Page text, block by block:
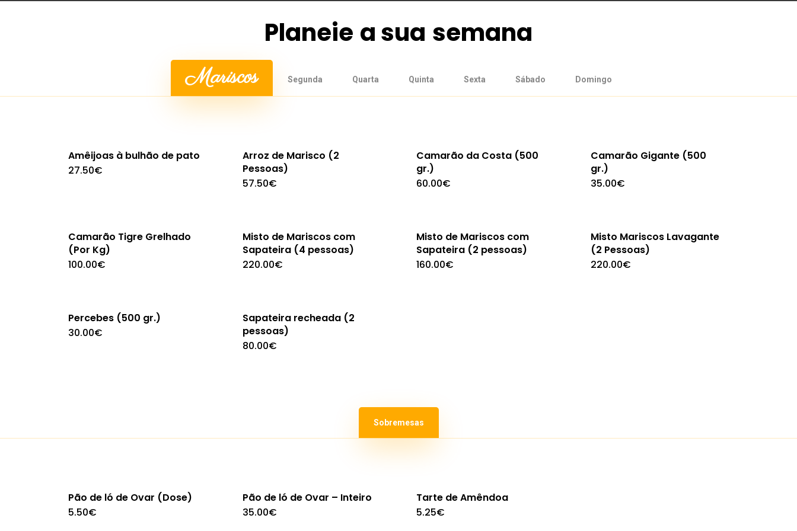
Planeie a sua semana
Mariscos Segunda Quarta Quinta Sexta Sábado Domingo
Amêijoas à bulhão de pato
27.50€
Arroz de Marisco (2
Pessoas)
57.50€
Camarão da Costa (500
gr.)
60.00€
Camarão Gigante (500
gr.)
35.00€
Camarão Tigre Grelhado
(Por Kg)
100.00€
Misto de Mariscos com
Sapateira (4 pessoas)
220.00€
Misto de Mariscos com
Sapateira (2 pessoas)
160.00€
Misto Mariscos Lavagante
(2 Pessoas)
220.00€
Percebes (500 gr.)
30.00€
Sapateira recheada (2
pessoas)
80.00€
Sobremesas
Pão de ló de Ovar (Dose)
5.50€
Pão de ló de Ovar – Inteiro
35.00€
Tarte de Amêndoa
5.25€